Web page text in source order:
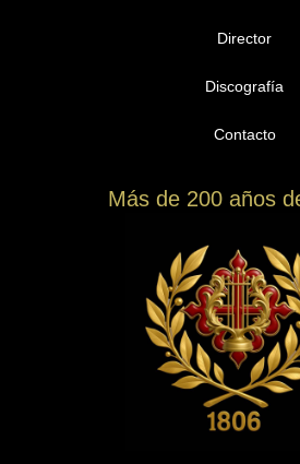
Director
Discografía
Contacto
Más de 200 años